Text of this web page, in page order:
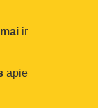
ir
apie